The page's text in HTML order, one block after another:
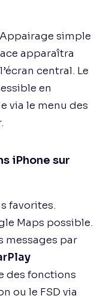
simple
apparaîtra
central. Le
en
via le menu des
iPhone sur
favorites.
Maps possible.
messages par
des fonctions
ou le FSD via